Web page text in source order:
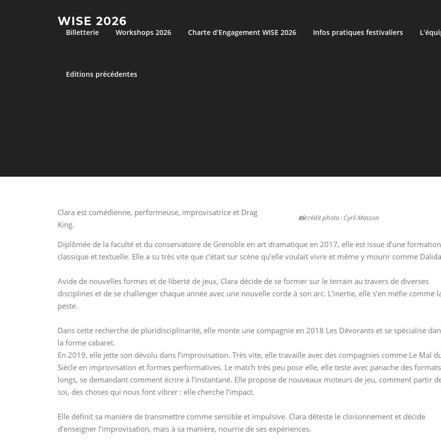
WISE 2026
Billetterie Workshops 2026 Charte d’Engagement WISE 2026 Infos pratiques festivaliers
Editions précédentes
📸crédit photo : Cyril Masson
Clara est comédienne, performeuse, improvisatrice et Drag
King.
Diplômée de la faculté et du conservatoire de Grenoble en art dramatique en 2017, elle est issue d’une formation
classique et textuelle. Elle a su très vite que c’était sur scène qu’elle voulait vivre et même y mourir comme
Avide de nouvelles formes et de liberté de jeux, Clara décide de se former sur le terrain au travers de diverses
disciplines et de se challenger chaque année avec une nouvelle corde à son arc. L’inertie, elle s’en méfie comme
peste.
Dans cette recherche de pluridisciplinarité, elle monte une compagnie en 2018 Les Dévorants et se spécialise
la forme cabaret.
En 2019, elle jette son dévolu dans l’improvisation. Très vite, elle travaille avec des compagnies comme Le Mal
Siècle en improvisation et formes performatives. Le match très peu pour elle, elle teste avec panache des formats
longs, se demandant comment écrire à l’instantané. Elle propose de nouveaux moteurs de jeu, comment partir
soi, des choses qui nous font vibrer : elle cherche l’impact.
Elle définit sa manière de transmettre comme sensible et impulsive. Clara déteste le cloisonnement et décide
d’enseigner l’improvisation, mais à sa manière, nourrie de ses expériences.